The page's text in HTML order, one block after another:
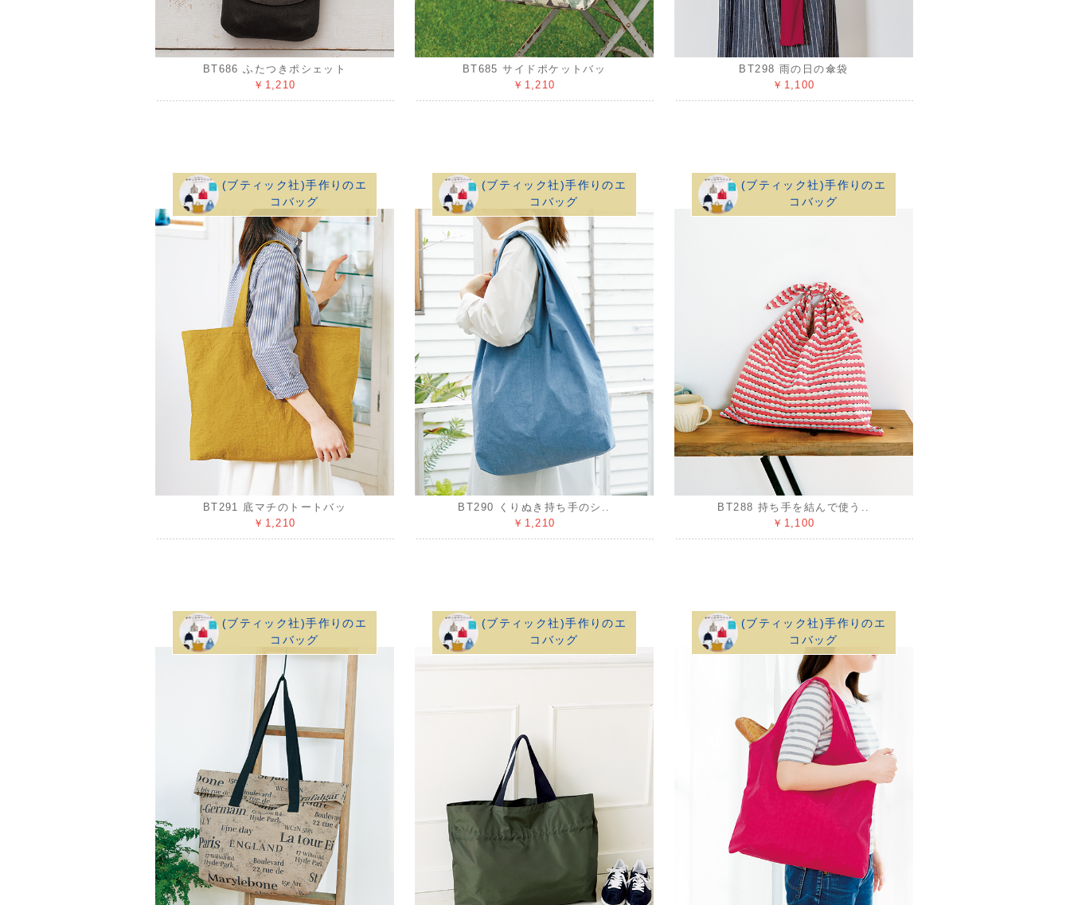
BT686 ふたつきポシェット
￥1,210
BT685 サイドポケットバッ
￥1,210
BT298 雨の日の傘袋
￥1,100
(ブティック社)手作りのエ
コバッグ
BT291 底マチのトートバッ
￥1,210
(ブティック社)手作りのエ
コバッグ
BT290 くりぬき持ち手のシ..
￥1,210
(ブティック社)手作りのエ
コバッグ
BT288 持ち手を結んで使う..
￥1,100
(ブティック社)手作りのエ
コバッグ
(ブティック社)手作りのエ
コバッグ
(ブティック社)手作りのエ
コバッグ